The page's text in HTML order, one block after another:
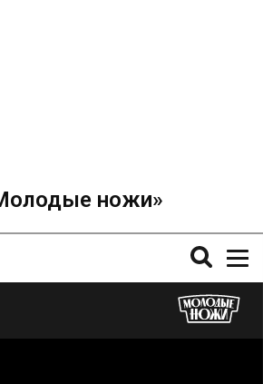
ножи»